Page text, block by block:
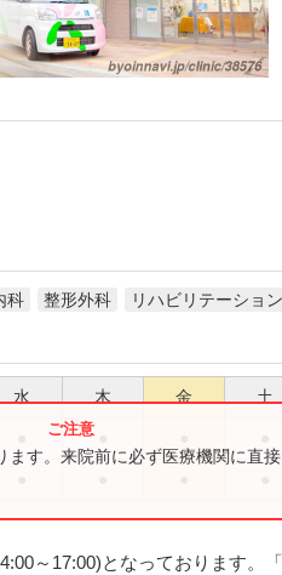
科 整形外科 リハビリテーショ
水 木 金 土
す。来院前に必ず医療機関に直接
～17:00)となっております。